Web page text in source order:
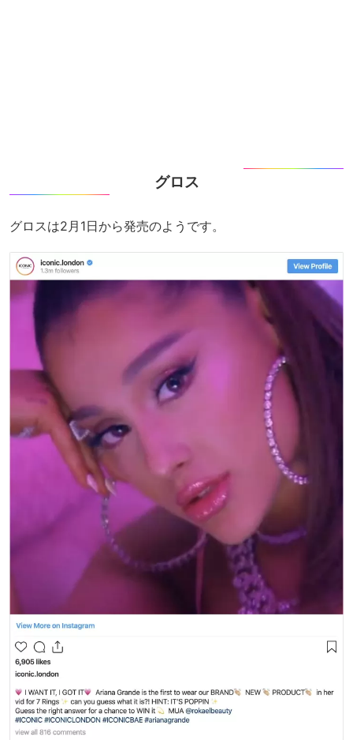
グロス
グロスは2月1日から発売のようです。